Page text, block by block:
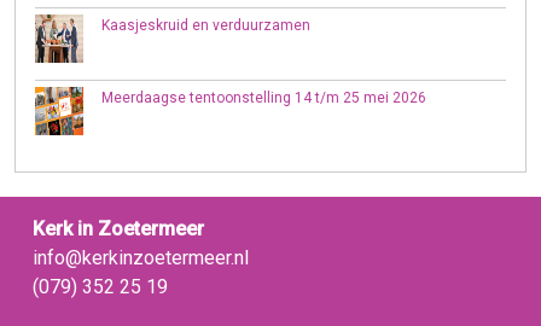
Kaasjeskruid en verduurzamen
Meerdaagse tentoonstelling 14 t/m 25 mei 2026
Kerk in Zoetermeer
info@kerkinzoetermeer.nl
(079) 352 25 19